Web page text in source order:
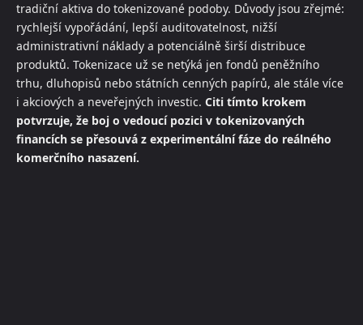
tradiční aktiva do tokenizované podoby. Důvody jsou zřejmé:
rychlejší vypořádání, lepší auditovatelnost, nižší
administrativní náklady a potenciálně širší distribuce
produktů. Tokenizace už se netýká jen fondů peněžního
trhu, dluhopisů nebo státních cenných papírů, ale stále více
i akciových a neveřejných investic. Citi tímto krokem
potvrzuje, že boj o vedoucí pozici v tokenizovaných
financích se přesouvá z experimentální fáze do reálného
komerčního nasazení.